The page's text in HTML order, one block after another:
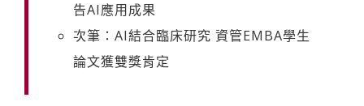
告AI應用成果
次筆：AI結合臨床研究 資管EMBA學生
論文獲雙獎肯定